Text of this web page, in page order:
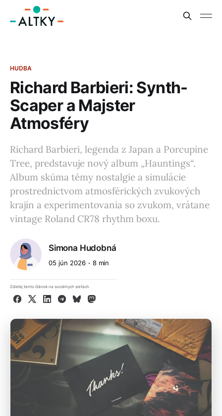
HUDBA
Richard Barbieri: Synth-
Scaper a Majster
Atmosféry
Richard Barbieri, legenda z Japan a Porcupine
Tree, predstavuje nový album „Hauntings“.
Album skúma témy nostalgie a simulácie
prostredníctvom atmosférických zvukových
krajín a experimentovania so zvukom, vrátane
vintage Roland CR78 rhythm boxu.
Simona Hudobná
05 jún 2026 8 min
Zdieľaj tento článok na sociálnych sieťach
Facebook
X LinkedInTelegram
BlueskyMastodon